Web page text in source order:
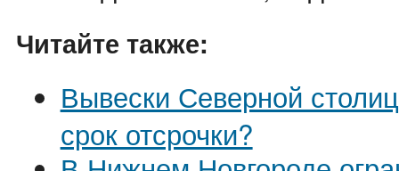
Читайте также:
Вывески Северной
срок отсрочки?